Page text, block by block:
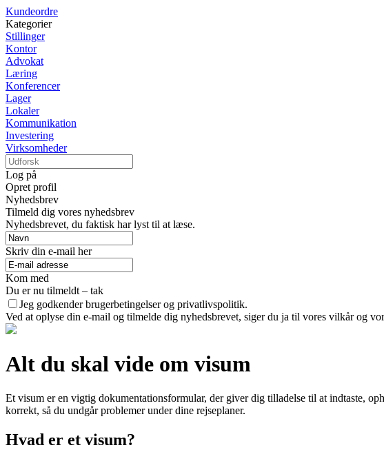
Kundeordre
Kategorier
Stillinger
Kontor
Advokat
Læring
Konferencer
Lager
Lokaler
Kommunikation
Investering
Virksomheder
Log på
Opret profil
Nyhedsbrev
Tilmeld dig vores nyhedsbrev
Nyhedsbrevet, du faktisk har lyst til at læse.
Skriv din e-mail her
Kom med
Du er nu tilmeldt – tak
Jeg godkender brugerbetingelser og privatlivspolitik.
Ved at oplyse din e-mail og tilmelde dig nyhedsbrevet, siger du ja til vores vilkår og
Alt du skal vide om visum
Et visum er en vigtig dokumentationsformular, der giver dig tilladelse til at indtaste,
korrekt, så du undgår problemer under dine rejseplaner.
Hvad er et visum?